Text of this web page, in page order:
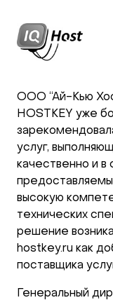
ООО “Ай-Кью
HOSTKEY уже
услуг,
качественно и в
высокую
технических
решение
hostkey.ru как
поставщика
Генеральный